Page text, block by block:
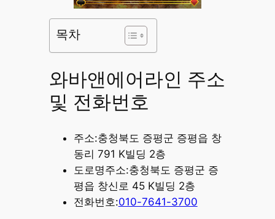
목차
와바앤에어라인 주소
및 전화번호
주소:충청북도 증평군 증평읍 창
동리 791 K빌딩 2층
도로명주소:충청북도 증평군 증
평읍 창신로 45 K빌딩 2층
전화번호:010-7641-3700